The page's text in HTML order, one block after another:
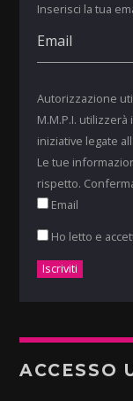
Inserisci la tua
Autorizzazione
M.M.P.I.
iniziative legate
Le tue
rispetto.
Email
Ho letto e
ACCESSO